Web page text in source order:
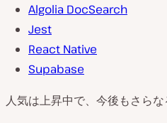
Algolia DocSearch
Jest
React Native
Supabase
人気は上昇中で、今後もさらな